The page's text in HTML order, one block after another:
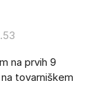
na prvih 9
tovarniškem